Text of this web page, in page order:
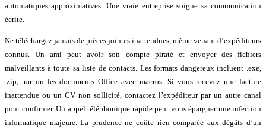
automatiques approximatives. Une vraie entreprise soigne sa communication
écrite.
Ne téléchargez jamais de pièces jointes inattendues, même venant d’expéditeurs
connus. Un ami peut avoir son compte piraté et envoyer des fichiers
malveillants à toute sa liste de contacts. Les formats dangereux incluent .exe,
.zip, .rar ou les documents Office avec macros. Si vous recevez une facture
inattendue ou un CV non sollicité, contactez l’expéditeur par un autre canal
pour confirmer. Un appel téléphonique rapide peut vous épargner une infection
informatique majeure. La prudence ne coûte rien comparée aux dégâts d’un